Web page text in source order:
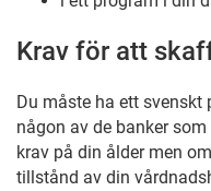
Krav för att
Du måste ha ett svenskt
någon av de banker
krav på din ålder men
tillstånd av din